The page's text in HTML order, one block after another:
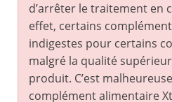
d’arrêter le traitement en
effet, certains
indigestes pour certains
malgré la qualité
produit. C’est
complément alimentaire